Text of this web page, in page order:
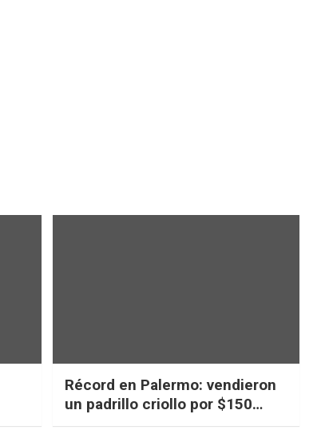
Récord en Palermo: vendieron
un padrillo criollo por $150
millones